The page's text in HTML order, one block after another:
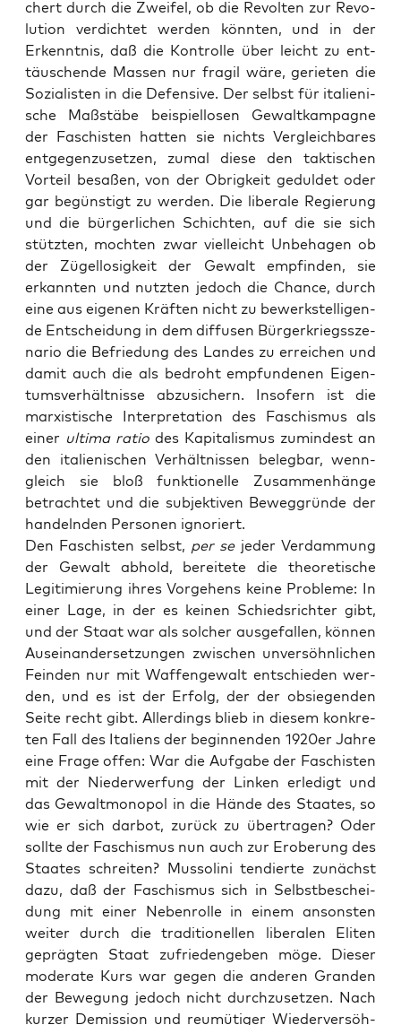
chert durch die Zwei­fel, ob die Revol­ten zur Revo­
lu­ti­on ver­dich­tet wer­den könn­ten, und in der
Erkennt­nis, daß die Kon­trol­le über leicht zu ent­
täu­schen­de Mas­sen nur fra­gil wäre, gerie­ten die
Sozia­lis­ten in die Defen­si­ve. Der selbst für ita­lie­ni­
sche Maß­stä­be bei­spiel­lo­sen Gewalt­kam­pa­gne
der Faschis­ten hat­ten sie nichts Ver­gleich­ba­res
ent­ge­gen­zu­set­zen, zumal die­se den tak­ti­schen
Vor­teil besa­ßen, von der Obrig­keit gedul­det oder
gar begüns­tigt zu wer­den. Die libe­ra­le Regie­rung
und die bür­ger­li­chen Schich­ten, auf die sie sich
stütz­ten, moch­ten zwar viel­leicht Unbe­ha­gen ob
der Zügel­lo­sig­keit der Gewalt emp­fin­den, sie
erkann­ten und nutz­ten jedoch die Chan­ce, durch
eine aus eige­nen Kräf­ten nicht zu bewerk­stel­li­gen­
de Ent­schei­dung in dem dif­fu­sen Bür­ger­kriegs­sze­
na­rio die Befrie­dung des Lan­des zu errei­chen und
damit auch die als bedroht emp­fun­de­nen Eigen­
tums­ver­hält­nis­se abzu­si­chern. Inso­fern ist die
mar­xis­ti­sche Inter­pre­ta­ti­on des Faschis­mus als
einer ulti­ma ratio des Kapi­ta­lis­mus zumin­dest an
den ita­lie­ni­schen Ver­hält­nis­sen beleg­bar, wenn­
gleich sie bloß funk­tio­nel­le Zusam­men­hän­ge
betrach­tet und die sub­jek­ti­ven Beweg­grün­de der
han­deln­den Per­so­nen ignoriert.
Den Faschis­ten selbst, per sejeder Ver­dam­mung
der Gewalt abhold, berei­te­te die theo­re­ti­sche
Legi­ti­mie­rung ihres Vor­ge­hens kei­ne Pro­ble­me: In
einer Lage, in der es kei­nen Schieds­rich­ter gibt,
und der Staat war als sol­cher aus­ge­fal­len, kön­nen
Aus­ein­an­der­set­zun­gen zwi­schen unver­söhn­li­chen
Fein­den nur mit Waf­fen­ge­walt ent­schie­den wer­
den, und es ist der Erfolg, der der obsie­gen­den
Sei­te recht gibt. Aller­dings blieb in die­sem kon­kre­
ten Fall des Ita­li­ens der begin­nen­den 1920er Jah­re
eine Fra­ge offen: War die Auf­ga­be der Faschis­ten
mit der Nie­der­wer­fung der Lin­ken erle­digt und
das Gewalt­mo­no­pol in die Hän­de des Staa­tes, so
wie er sich dar­bot, zurück zu über­tra­gen? Oder
soll­te der Faschis­mus nun auch zur Erobe­rung des
Staa­tes schrei­ten? Mus­so­li­ni ten­dier­te zunächst
dazu, daß der Faschis­mus sich in Selbst­be­schei­
dung mit einer Neben­rol­le in einem ansons­ten
wei­ter durch die tra­di­tio­nel­len libe­ra­len Eli­ten
gepräg­ten Staat zufrie­den­ge­ben möge. Die­ser
mode­ra­te Kurs war gegen die ande­ren Gran­den
der Bewe­gung jedoch nicht durch­zu­set­zen. Nach
kur­zer Demis­si­on und reu­mü­ti­ger Wie­der­ver­söh­